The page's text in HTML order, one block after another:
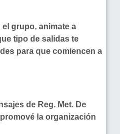
grupo, animate a
tipo de salidas te
para que comiencen a
de Reg. Met. De
la organización